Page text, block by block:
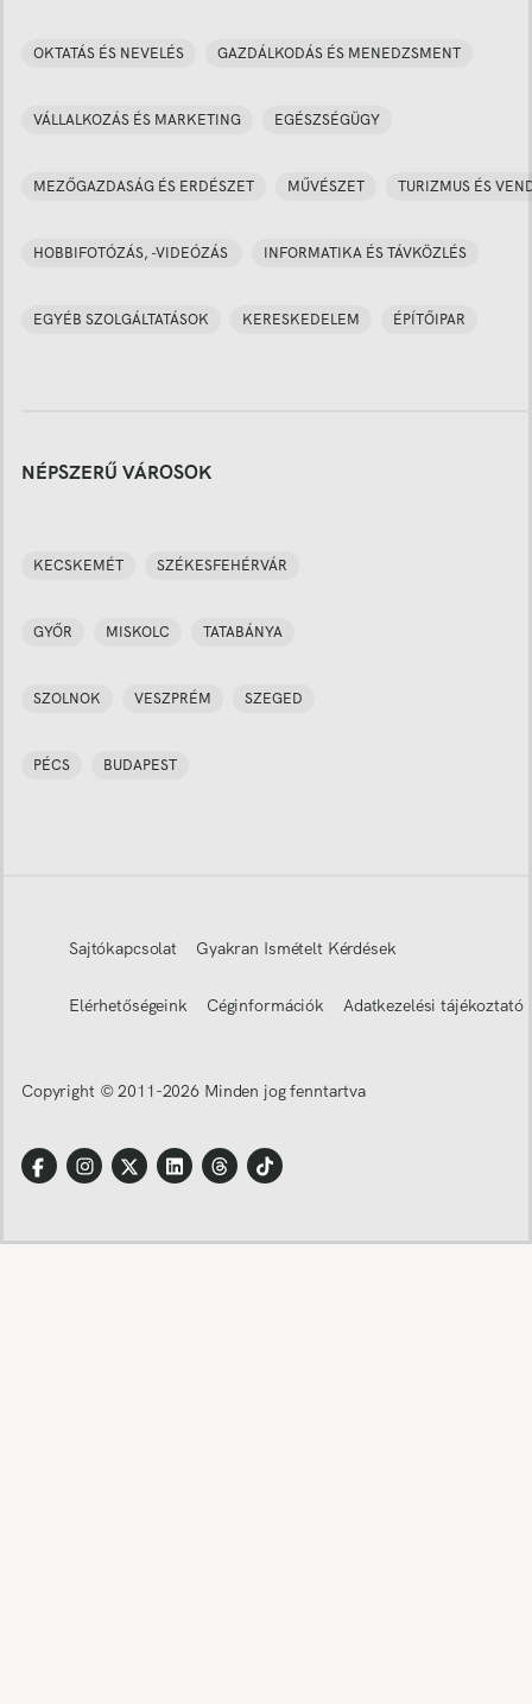
OKTATÁS ÉS NEVELÉS GAZDÁLKODÁS ÉS MENEDZSMENT
VÁLLALKOZÁS ÉS MARKETING EGÉSZSÉGÜGY
MEZŐGAZDASÁG ÉS ERDÉSZET MŰVÉSZET TURIZMUS ÉS
HOBBIFOTÓZÁS, -VIDEÓZÁS INFORMATIKA ÉS TÁVKÖZLÉS
EGYÉB SZOLGÁLTATÁSOK KERESKEDELEM ÉPÍTŐIPAR
NÉPSZERŰ VÁROSOK
KECSKEMÉT SZÉKESFEHÉRVÁR
GYŐR MISKOLC TATABÁNYA
SZOLNOK VESZPRÉM SZEGED
PÉCS BUDAPEST
Sajtókapcsolat Gyakran Ismételt Kérdések
Elérhetőségeink Céginformációk Adatkezelési tájékoztató
Copyright © 2011-2026 Minden jog fenntartva